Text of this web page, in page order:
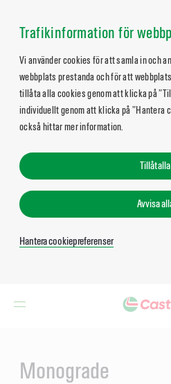
Trafikinformation för
Vi använder cookies för att samla in och
webbplats prestanda och för att
tillåta alla cookies genom att klicka på
individuellt genom att klicka på ”Hantera
också hittar mer information.
Tillåt alla
Avvisa
Hantera cookiepreferenser
Monograde